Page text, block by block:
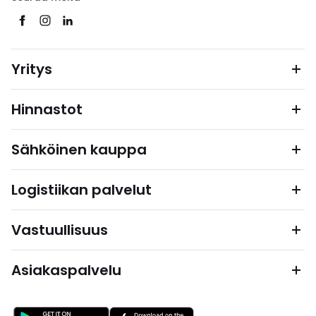
Yritys
Hinnastot
Sähköinen kauppa
Logistiikan palvelut
Vastuullisuus
Asiakaspalvelu